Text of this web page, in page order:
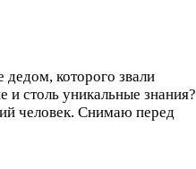
которого звали
столь уникальные знания?
человек. Снимаю перед